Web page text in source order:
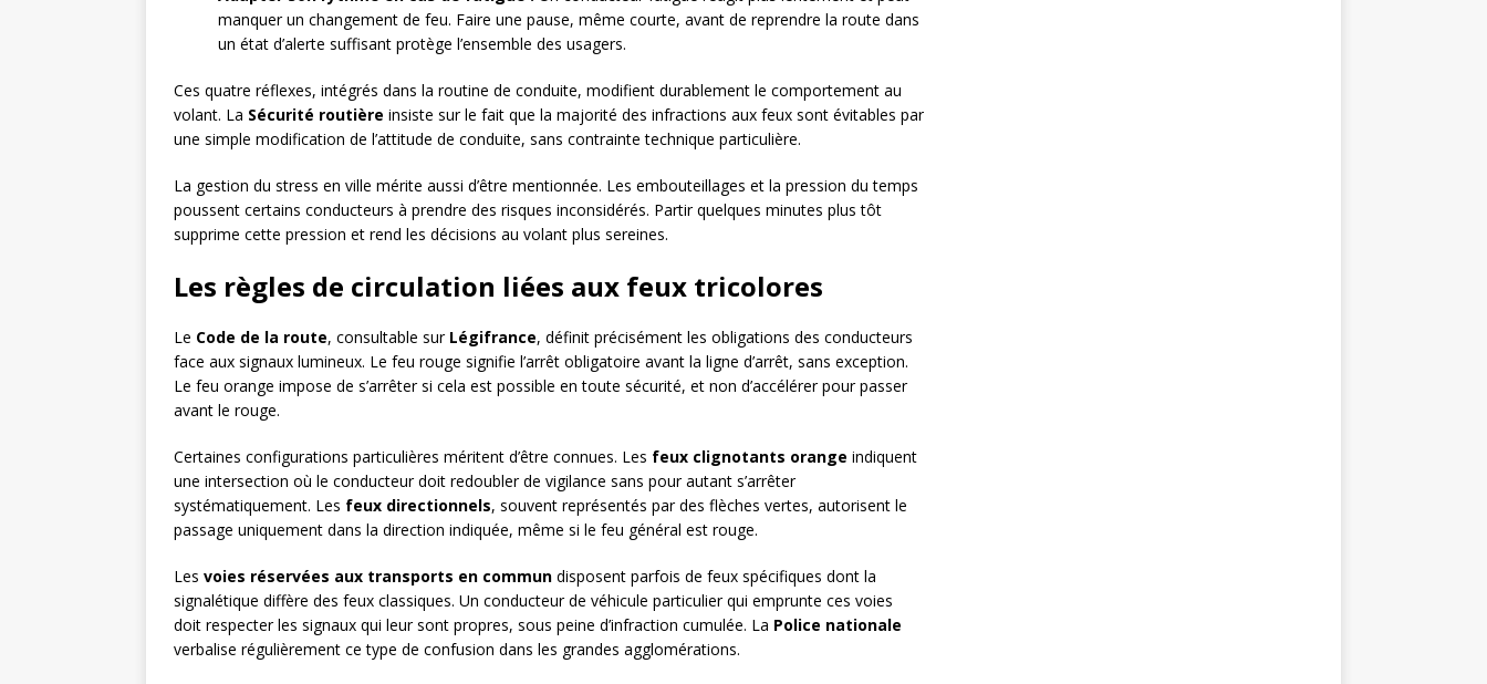
manquer un changement de feu. Faire une pause, même courte, avant de reprendre la route dans
un état d’alerte suffisant protège l’ensemble des usagers.
Ces quatre réflexes, intégrés dans la routine de conduite, modifient durablement le comportement au
volant. La Sécurité routière insiste sur le fait que la majorité des infractions aux feux sont évitables par
une simple modification de l’attitude de conduite, sans contrainte technique particulière.
La gestion du stress en ville mérite aussi d’être mentionnée. Les embouteillages et la pression du temps
poussent certains conducteurs à prendre des risques inconsidérés. Partir quelques minutes plus tôt
supprime cette pression et rend les décisions au volant plus sereines.
Les règles de circulation liées aux feux tricolores
Le Code de la route, consultable sur Légifrance, définit précisément les obligations des conducteurs
face aux signaux lumineux. Le feu rouge signifie l’arrêt obligatoire avant la ligne d’arrêt, sans exception.
Le feu orange impose de s’arrêter si cela est possible en toute sécurité, et non d’accélérer pour passer
avant le rouge.
Certaines configurations particulières méritent d’être connues. Les feux clignotants orange indiquent
une intersection où le conducteur doit redoubler de vigilance sans pour autant s’arrêter
systématiquement. Les feux directionnels, souvent représentés par des flèches vertes, autorisent le
passage uniquement dans la direction indiquée, même si le feu général est rouge.
Les voies réservées aux transports en commun disposent parfois de feux spécifiques dont la
signalétique diffère des feux classiques. Un conducteur de véhicule particulier qui emprunte ces voies
doit respecter les signaux qui leur sont propres, sous peine d’infraction cumulée. La Police nationale
verbalise régulièrement ce type de confusion dans les grandes agglomérations.